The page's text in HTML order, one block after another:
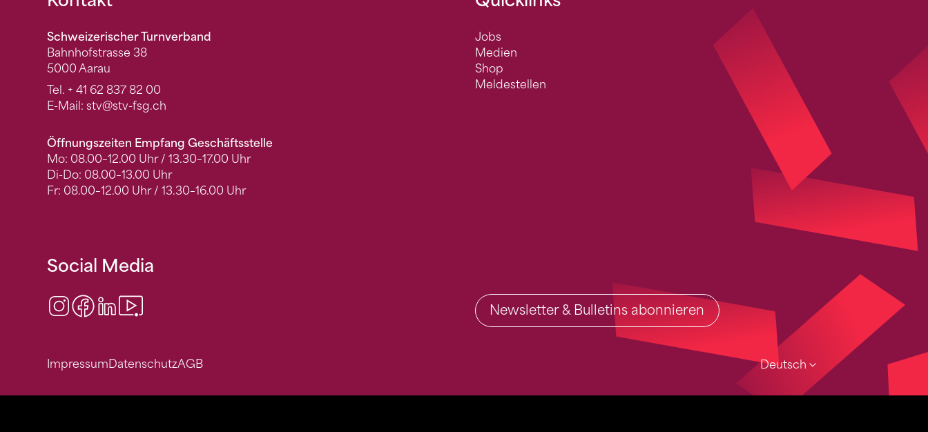
Schweizerischer Turnverband
Bahnhofstrasse 38
5000 Aarau
Tel. + 41 62 837 82 00
E-Mail: stv@stv-fsg.ch
Öffnungszeiten Empfang Geschäftsstelle
Mo: 08.00–12.00 Uhr / 13.30–17.00 Uhr
Di-Do: 08.00–13.00 Uhr
Fr: 08.00–12.00 Uhr / 13.30–16.00 Uhr
Jobs
Medien
Shop
Meldestellen
Deutsch
Social Media
Instagram
Facebook
LinkedIn Newsletter & Bulletins abonnieren
ImpressumDatenschutzAGB